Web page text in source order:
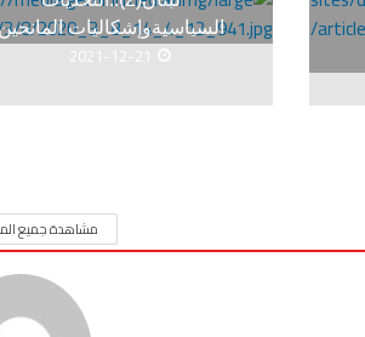
السياسيةوإشكاليات
2021-12-21
مشاهدة جميع